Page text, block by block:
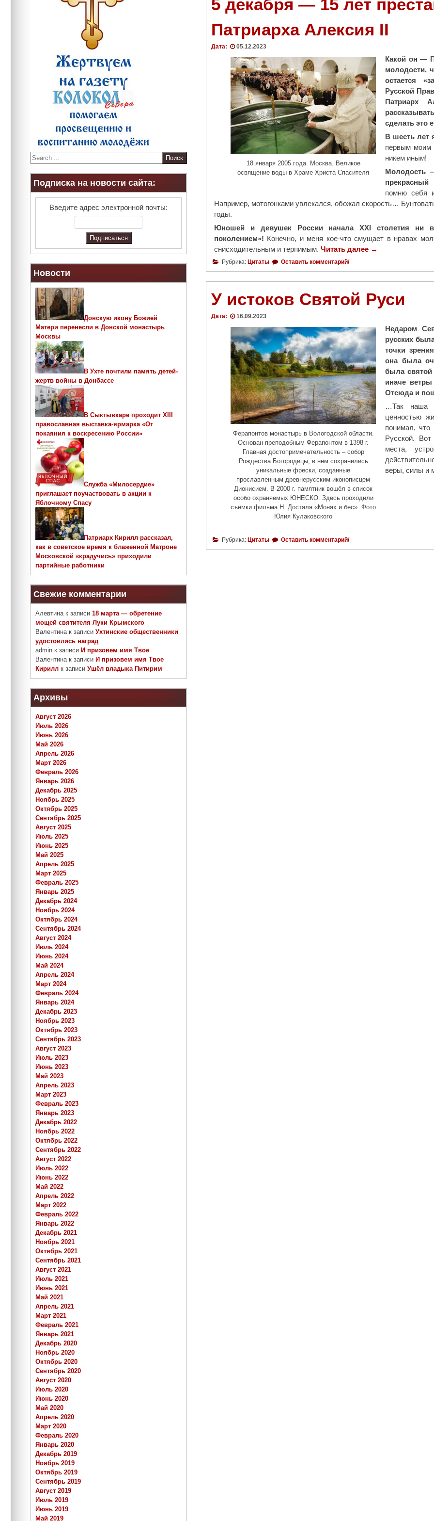
5 декабря — 15 лет
Патриарха Алексия II
Дата: 05.12.2023
18 января 2005 года. Москва. Великое
освящение воды в Храме Христа Спасителя
Какой он —
молодости,
остается
Русской
Патриарх
сделать это
В шесть лет
первым моим
никем иным!
Молодость
помню себя
Например, мотогонками увлекался, обожал скорость…
годы.
Юношей и девушек России начала XXI столетия ни
поколением»! Конечно, и меня кое-что смущает в нравах
снисходительным и терпимым. Читать далее "
д
е
к
а
я
1
5
л
е
т
п
р
е
н
в
→
Рубрика: Цитаты Оставить комментарий/
У истоков Святой Руси
Дата: 16.09.2023
Ферапонтов монастырь в Вологодской области.
Основан преподобным Ферапонтом в 1398 г.
Главная достопримечательность – собор
Рождества Богородицы, в нем сохранились
уникальные фрески, созданные
прославленным древнерусским иконописцем
Дионисием. В 2000 г. памятник вошёл в список
особо охраняемых ЮНЕСКО. Здесь проходили
съёмки фильма Н. Досталя «Монах и бес». Фото
Юлия Кулаковского
Недаром
русских
точки
она была
была святой
иначе
Отсюда и
…Так наша
ценностью
понимал, что
Русской.
места,
веры, силы и
Рубрика: Цитаты Оставить комментарий/
S
e
a
c
Подписка на новости сайта:
Введите адрес электронной почты:
Новости
Донскую икону Божией
Матери перенесли в Донской монастырь
Москвы
В Ухте почтили память детей-
жертв войны в Донбассе
В Сыктывкаре проходит ХIII
православная выставка-ярмарка «От
покаяния к воскресению России»
Служба «Милосердие»
приглашает поучаствовать в акции к
Яблочному Спасу
Патриарх Кирилл рассказал,
как в советское время к блаженной Матроне
Московской «крадучись» приходили
партийные работники
Свежие комментарии
Алевтинак записи 18 марта — обретение
мощей святителя Луки Крымского
Валентинак записи Ухтинские общественники
удостоились наград
admin к записи И призовем имя Твое
Валентинак записи И призовем имя Твое
Кирилл к записи Ушёл владыка Питирим
Архивы
Август 2026
Июль 2026
Июнь 2026
Май 2026
Апрель 2026
Март 2026
Февраль 2026
Январь 2026
Декабрь 2025
Ноябрь 2025
Октябрь 2025
Сентябрь 2025
Август 2025
Июль 2025
Июнь 2025
Май 2025
Апрель 2025
Март 2025
Февраль 2025
Январь 2025
Декабрь 2024
Ноябрь 2024
Октябрь 2024
Сентябрь 2024
Август 2024
Июль 2024
Июнь 2024
Май 2024
Апрель 2024
Март 2024
Февраль 2024
Январь 2024
Декабрь 2023
Ноябрь 2023
Октябрь 2023
Сентябрь 2023
Август 2023
Июль 2023
Июнь 2023
Май 2023
Апрель 2023
Март 2023
Февраль 2023
Январь 2023
Декабрь 2022
Ноябрь 2022
Октябрь 2022
Сентябрь 2022
Август 2022
Июль 2022
Июнь 2022
Май 2022
Апрель 2022
Март 2022
Февраль 2022
Январь 2022
Декабрь 2021
Ноябрь 2021
Октябрь 2021
Сентябрь 2021
Август 2021
Июль 2021
Июнь 2021
Май 2021
Апрель 2021
Март 2021
Февраль 2021
Январь 2021
Декабрь 2020
Ноябрь 2020
Октябрь 2020
Сентябрь 2020
Август 2020
Июль 2020
Июнь 2020
Май 2020
Апрель 2020
Март 2020
Февраль 2020
Январь 2020
Декабрь 2019
Ноябрь 2019
Октябрь 2019
Сентябрь 2019
Август 2019
Июль 2019
Июнь 2019
Май 2019